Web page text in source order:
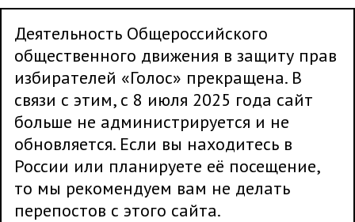
Деятельность Общероссийского
общественного движения в защиту прав
избирателей «Голос» прекращена. В
связи с этим, с 8 июля 2025 года сайт
больше не администрируется и не
обновляется. Если вы находитесь в
России или планируете её посещение,
то мы рекомендуем вам не делать
перепостов с этого сайта.